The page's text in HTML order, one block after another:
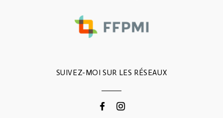
SUIVEZ-MOI SUR LES RÉSEAUX